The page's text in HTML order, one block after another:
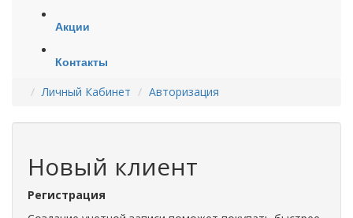
Акции
Контакты
Личный Кабинет Авторизация
Новый клиент
Регистрация